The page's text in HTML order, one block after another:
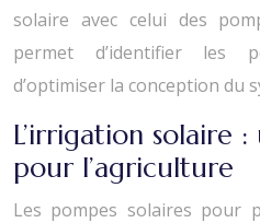
solaire avec celui des
permet d’identifier les
d’optimiser la conception du
L’irrigation solaire
pour l’agriculture
Les pompes solaires pour